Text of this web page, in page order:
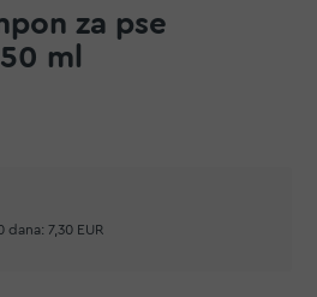
za pse
ml
dana: 7,30 EUR